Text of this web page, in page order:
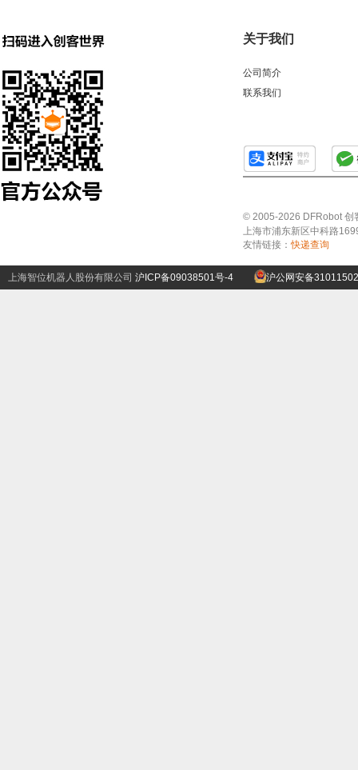
关于我们
公司简介
联系我们
© 2005-2026 DFRobot 创
上海市浦东新区中科路
友情链接：快递查询
上海智位机器人股份有限公司 沪ICP备09038501号-4 沪公网安备